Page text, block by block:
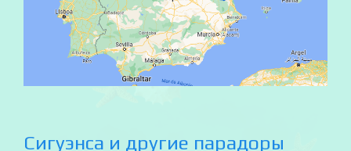
Сигуэнса и другие парадоры